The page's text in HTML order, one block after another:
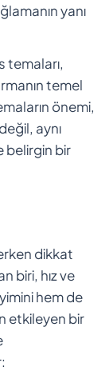
yanı
temaları,
temel
önemi,
aynı
belirgin bir
dikkat
biri, hız ve
hem de
etkileyen bir